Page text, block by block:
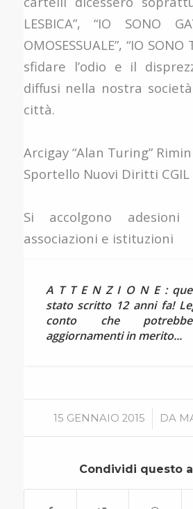
LESBICA”, “IO SONO
OMOSESSUALE”, “IO
sfidare l’odio e il
diffusi nella nostra
città.
Arcigay “Alan Turing”
Sportello Nuovi Diritti CGIL
Si accolgono
associazioni e istituzioni
A T T E N Z I O N E :
stato scritto 12 anni fa!
conto che
aggiornamenti in merito...
15 GENNAIO 2015
/ DA
Condividi questo